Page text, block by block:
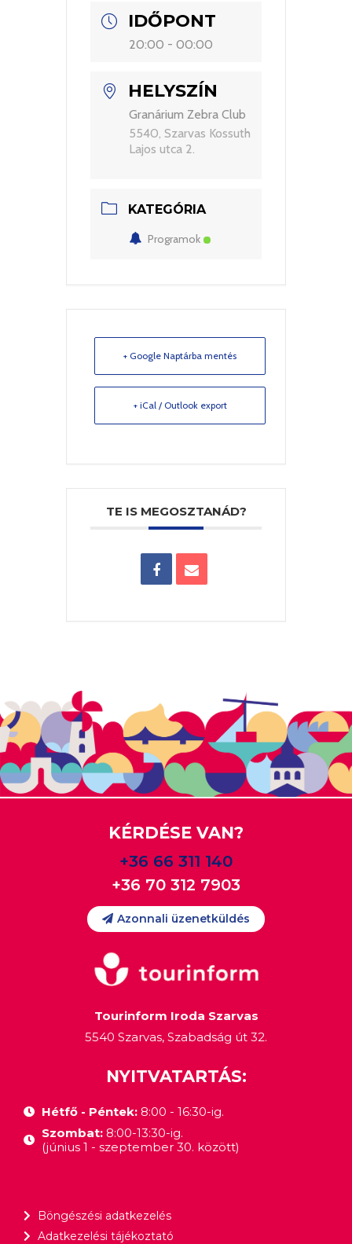
IDŐPONT
20:00 - 00:00
HELYSZÍN
Granárium Zebra Club
5540, Szarvas Kossuth
Lajos utca 2.
KATEGÓRIA
Programok
+ Google Naptárba mentés
+ iCal / Outlook export
TE IS MEGOSZTANÁD?
KÉRDÉSE VAN?
+36 66 311 140
+36 70 312 7903
Azonnali üzenetküldés
Tourinform Iroda Szarvas
5540 Szarvas, Szabadság út 32.
NYITVATARTÁS:
Hétfő - Péntek:8:00 - 16:30-ig.
Szombat: 8:00-13:30-ig.
(június 1 - szeptember 30. között)
Böngészési adatkezelés
Adatkezelési tájékoztató